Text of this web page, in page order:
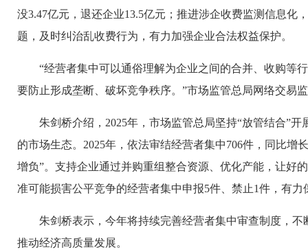
没3.47亿元，退还企业13.5亿元；推进涉企收费监测信息化
题，及时纠治乱收费行为，有力加强企业合法权益保护。
“经营者集中可以通俗理解为企业之间的合并、收购等
要防止形成垄断、破坏竞争秩序。”市场监管总局网络交易
朱剑桥介绍，2025年，市场监管总局坚持“放管结合”
的市场生态。2025年，依法审结经营者集中706件，同比增
增负”。支持企业通过并购重组整合资源、优化产能，让好
准可能损害公平竞争的经营者集中申报5件、禁止1件，有
朱剑桥表示，今年将持续完善经营者集中审查制度，
推动经济高质量发展。